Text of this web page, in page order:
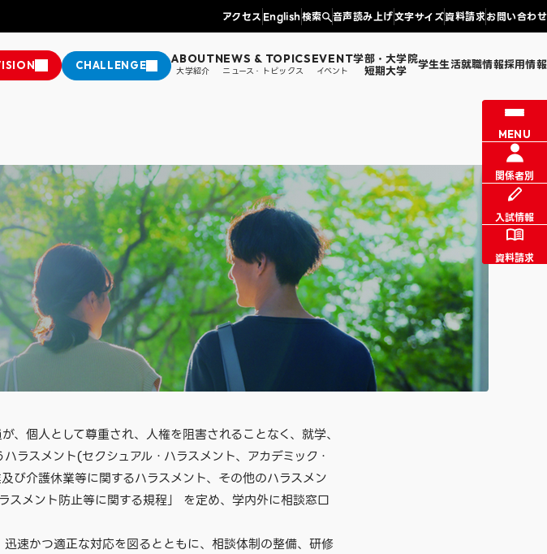
アクセス English検索 音声読み上げ文字サイズ資料請求お問い合わせ
CHALLENGE
支援制度 社会連携・生涯学習
ABOUT
大学紹介
NEWS & TOPICS
ニュース・トピックス
EVENT
イベント
学部・大学院
短期大学
学部
語英米文学科
人文学部 社会学科 法学部 法学科
院 松山短期大学
学生生活
ブ＆サークル
学生生活支援
際交流
就職情報採用情報
MENU
関係者別
入試情報
資料請求
個人として尊重され、人権を阻害されることなく、就学、
スメント(セクシュアル・ハラスメント、アカデミック・
び介護休業等に関するハラスメント、その他のハラスメン
メント防止等に関する規程」 を定め、学内外に相談窓口
速かつ適正な対応を図るとともに、相談体制の整備、研修